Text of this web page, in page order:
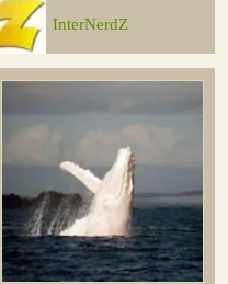
InterNerdZ